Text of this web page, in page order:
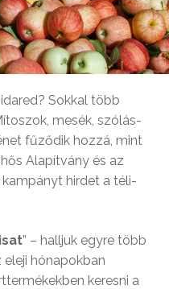
Sokkal több
mesék, szólás-
fűződik hozzá, mint
Alapítvány és az
hirdet a téli-
” – halljuk egyre több
hónapokban
keresni a